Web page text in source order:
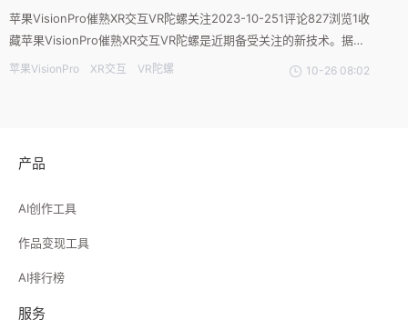
苹果VisionPro催熟XR交互VR陀螺关注2023-10-251评论827浏览1收
藏苹果VisionPro催熟XR交互VR陀螺是近期备受关注的新技术。据
悉，该技术能够实现更加流畅的交互体验，极大地提升用户的使用感
苹果VisionPro XR交互 VR陀螺 10-26 08:02
产品
AI创作工具
作品变现工具
AI排行榜
服务